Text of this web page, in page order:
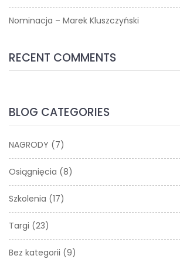
Nominacja – Marek Kluszczyński
RECENT COMMENTS
BLOG CATEGORIES
NAGRODY (7)
Osiągnięcia (8)
Szkolenia (17)
Targi (23)
Bez kategorii (9)